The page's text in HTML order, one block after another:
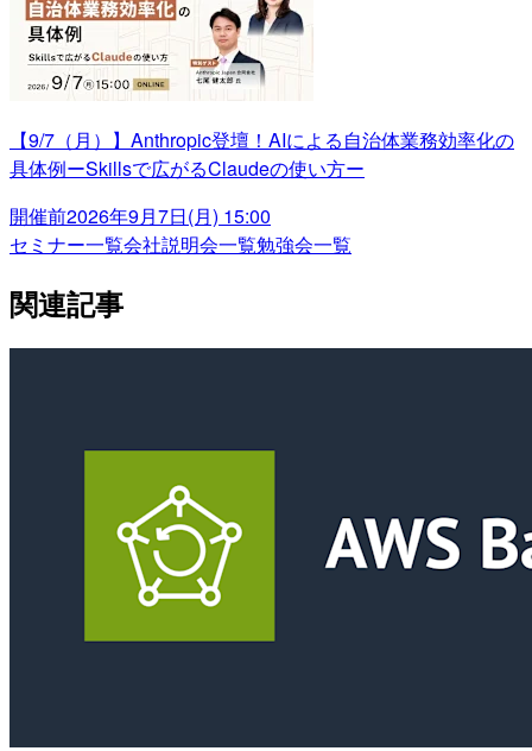
【9/7（月）】Anthropic登壇！AIによる自治体業務効率化の
具体例ーSkillsで広がるClaudeの使い方ー
開催前2026年9月7日(月) 15:00
セミナー一覧会社説明会一覧勉強会一覧
関連記事